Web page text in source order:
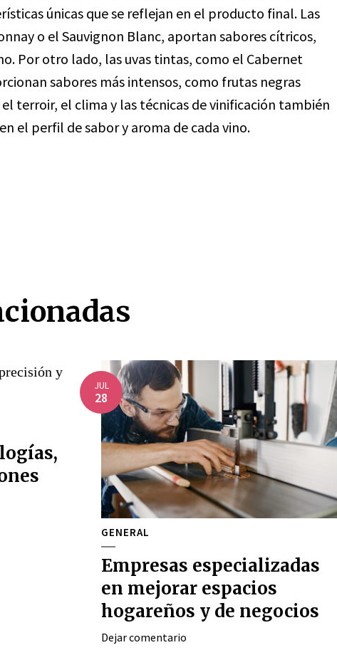
únicas que se reflejan en el producto final. Las
o el Sauvignon Blanc, aportan sabores cítricos,
Por otro lado, las uvas tintas, como el Cabernet
sabores más intensos, como frutas negras
el terroir, el clima y las técnicas de vinificación también
el perfil de sabor y aroma de cada vino.
JUL
28
GENERAL
Empresas especializadas
en mejorar espacios
hogareños y de negocios
Dejar comentario